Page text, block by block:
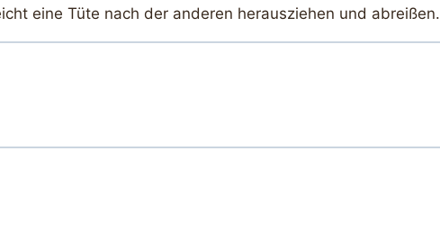
eine Tüte nach der anderen herausziehen und abreißen.